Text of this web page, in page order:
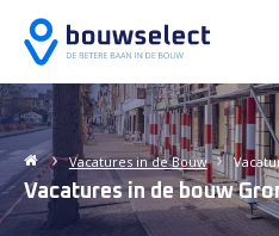
Vacatures in deBouw
Vacatures in de bouw